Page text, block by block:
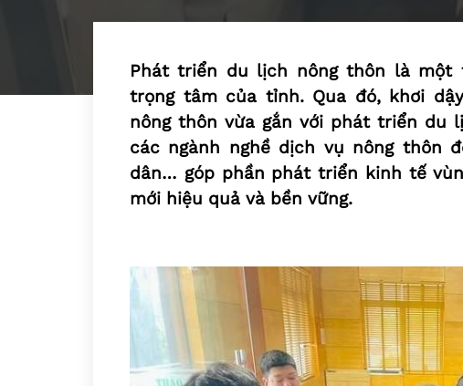
Phát triển du lịch nông thôn là một
trọng tâm của tỉnh. Qua đó, khơi
nông thôn vừa gắn với phát triển du
các ngành nghề dịch vụ nông thôn
dân… góp phần phát triển kinh tế
mới hiệu quả và bền vững.